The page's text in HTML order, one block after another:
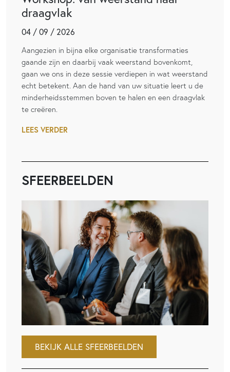
draagvlak
04 / 09 / 2026
Aangezien in bijna elke organisatie transformaties
gaande zijn en daarbij vaak weerstand bovenkomt,
gaan we ons in deze sessie verdiepen in wat weerstand
echt betekent. Aan de hand van uw situatie leert u de
minderheidsstemmen boven te halen en een draagvlak
te creëren.
LEES VERDER
SFEERBEELDEN
BEKIJK ALLE SFEERBEELDEN